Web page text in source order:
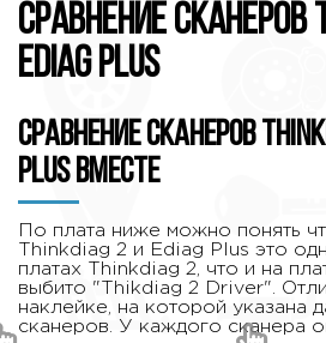
Сравнение сканеров
Ediag Plus
Сравнение сканеров
Plus вместе
По плата ниже можно понять
Thinkdiag 2 и Ediag Plus это
платах Thinkdiag 2, что и на
выбито "Thikdiag 2 Driver".
наклейке, на которой указана
сканеров. У каждого сканера